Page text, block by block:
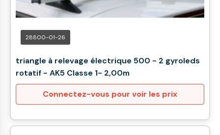
28800-01-26
triangle à relevage électrique 500 - 2 gyroleds
rotatif - AK5 Classe 1- 2,00m
Connectez-vous pour voir les prix